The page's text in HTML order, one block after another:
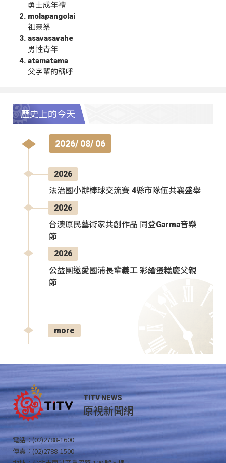
勇士成年禮
molapangolai
祖靈祭
asavasavahe
男性青年
atamatama
父字輩的稱呼
歷史上的今天
2026/ 08/ 06
2026
法治國小辦棒球交流賽 4縣市隊伍共襄盛舉
2026
台澳原民藝術家共創作品 同登Garma音樂
節
2026
公益團邀愛國浦長輩義工 彩繪蛋糕慶父親
節
more
TITV NEWS
原視新聞網
電話：(02)2788-1600
傳真：(02)2788-1500